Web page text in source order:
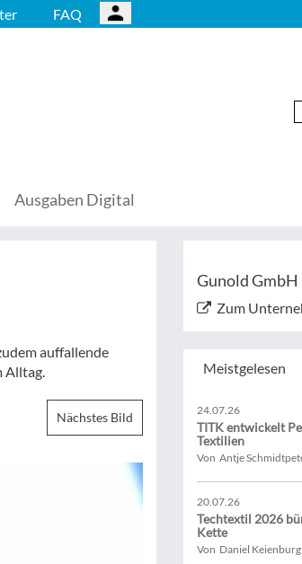
FAQ
Ausgaben Digital
auffallende
Alltag.
Nächstes Bild
Gunold GmbH
Zum
Meistgelesen
24.07.26
TITK entwickelt
Textilien
Von Antje
20.07.26
Techtextil 2026
Kette
Von Daniel Keienburg